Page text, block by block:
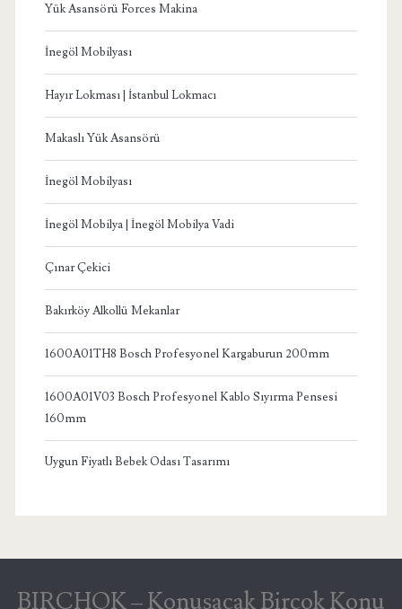
Yük Asansörü Forces Makina
İnegöl Mobilyası
Hayır Lokması | İstanbul Lokmacı
Makaslı Yük Asansörü
İnegöl Mobilyası
İnegöl Mobilya | İnegöl Mobilya Vadi
Çınar Çekici
Bakırköy Alkollü Mekanlar
1600A01TH8 Bosch Profesyonel Kargaburun 200mm
1600A01V03 Bosch Profesyonel Kablo Sıyırma Pensesi
160mm
Uygun Fiyatlı Bebek Odası Tasarımı
BIRCHOK – Konuşacak Birçok Konu